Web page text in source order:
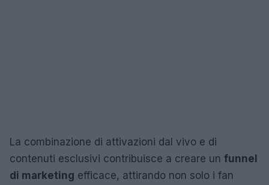
La combinazione di attivazioni dal vivo e di
contenuti esclusivi contribuisce a creare un funnel
di marketing efficace, attirando non solo i fan